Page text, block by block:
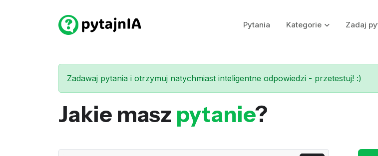
Pytania Kategorie Zadaj
Zadawaj pytania i otrzymuj natychmiast inteligentne odpowiedzi - przetestuj! :)
Jakie masz pytanie?